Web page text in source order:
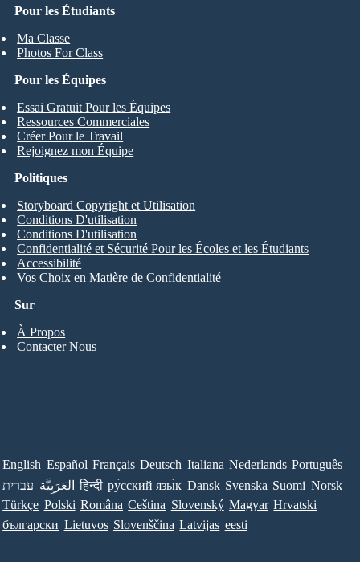
Pour les Étudiants
Ma Classe
Photos For Class
Pour les Équipes
Essai Gratuit Pour les Équipes
Ressources Commerciales
Créer Pour le Travail
Rejoignez mon Équipe
Sur
À Propos
Contacter Nous
Politiques
Storyboard Copyright et Utilisation
Conditions D'utilisation
Conditions D'utilisation
Confidentialité et Sécurité Pour les Écoles et les Étudiants
Accessibilité
Vos Choix en Matière de Confidentialité
English Español Français Deutsch Italiana Nederlands Português
עברית العَرَبِيَّة हिन्दी ру́сский язы́к Dansk Svenska Suomi Norsk
Türkçe Polski Româna Ceština Slovenský Magyar Hrvatski
български Lietuvos Slovenščina Latvijas eesti